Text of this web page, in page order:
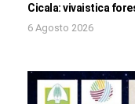
Cicala: vivaistica
6 Agosto 2026